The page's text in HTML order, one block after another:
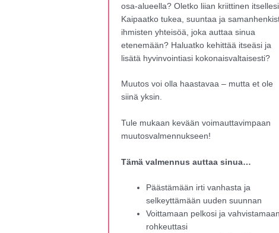
osa-alueella? Oletko liian kriittinen
Kaipaatko tukea, suuntaa ja
ihmisten yhteisöä, joka auttaa sinua
etenemään? Haluatko kehittää itseäsi ja
lisätä hyvinvointiasi kokonaisvaltaisesti?
Muutos voi olla haastavaa – mutta et ole
siinä yksin.
Tule mukaan kevään voimauttavimpaan
muutosvalmennukseen!
Tämä valmennus auttaa sinua…
Päästämään irti vanhasta ja
selkeyttämään uuden suunnan
Voittamaan pelkosi ja vahvistamaan
rohkeuttasi